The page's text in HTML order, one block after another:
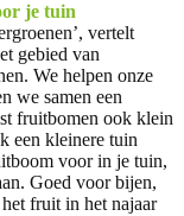
je tuin
vertelt
gebied van
We helpen onze
we samen een
fruitbomen ook klein
een kleinere tuin
voor in je tuin,
Goed voor bijen,
fruit in het najaar